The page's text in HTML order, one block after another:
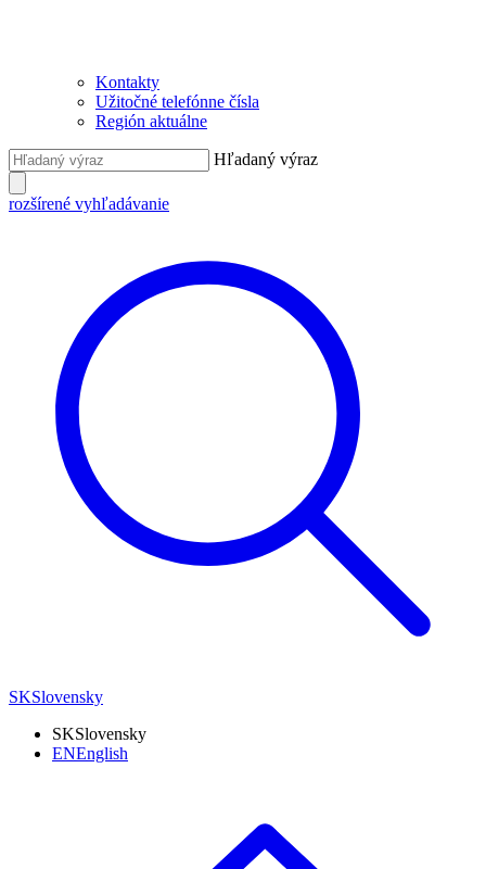
Kontakty
Užitočné telefónne čísla
Región aktuálne
Hľadaný výraz
rozšírené vyhľadávanie
SKSlovensky
SKSlovensky
ENEnglish